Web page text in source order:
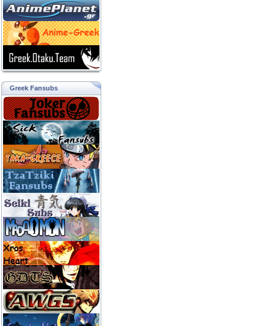
Greek Fansubs